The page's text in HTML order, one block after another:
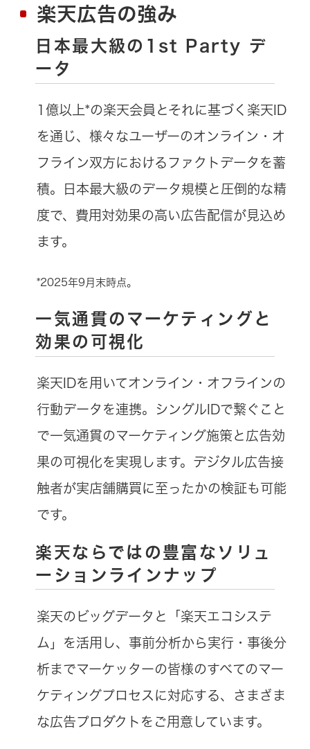
楽天広告の強み
日本最大級の1st Party デ
ータ
1億以上*の楽天会員とそれに基づく楽天ID
を通じ、様々なユーザーのオンライン・オ
フライン双方におけるファクトデータを蓄
積。日本最大級のデータ規模と圧倒的な精
度で、費用対効果の高い広告配信が見込め
ます。
*2025年9月末時点。
一気通貫のマーケティングと
効果の可視化
楽天IDを用いてオンライン・オフラインの
行動データを連携。シングルIDで繋ぐこと
で一気通貫のマーケティング施策と広告効
果の可視化を実現します。デジタル広告接
触者が実店舗購買に至ったかの検証も可能
です。
楽天ならではの豊富なソリュ
ーションラインナップ
楽天のビッグデータと「楽天エコシステ
ム」を活用し、事前分析から実行・事後分
析までマーケッターの皆様のすべてのマー
ケティングプロセスに対応する、さまざま
な広告プロダクトをご用意しています。